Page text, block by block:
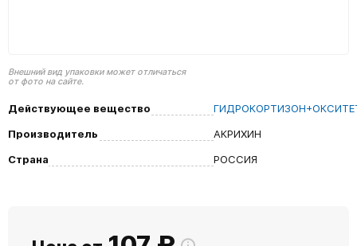
Внешний вид упаковки может отличаться
от фото на сайте.
Действующее вещество
Производитель
АКРИХИН
Страна
РОССИЯ